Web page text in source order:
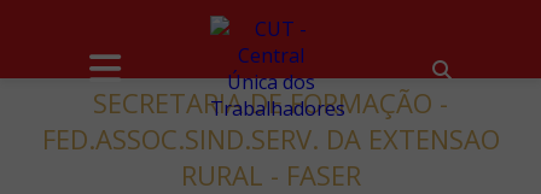
SECRETARIA DE FORMAÇÃO -
FED.ASSOC.SIND.SERV. DA EXTENSAO
RURAL - FASER